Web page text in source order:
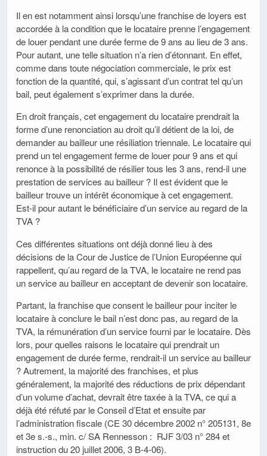
Il en est notamment ainsi lorsqu’une franchise de loyers est
accordée à la condition que le locataire prenne l’engagement
de louer pendant une durée ferme de 9 ans au lieu de 3 ans.
Pour autant, une telle situation n’a rien d’étonnant. En effet,
comme dans toute négociation commerciale, le prix est
fonction de la quantité, qui, s’agissant d’un contrat tel qu’un
bail, peut également s’exprimer dans la durée.
En droit français, cet engagement du locataire prendrait la
forme d’une renonciation au droit qu’il détient de la loi, de
demander au bailleur une résiliation triennale. Le locataire qui
prend un tel engagement ferme de louer pour 9 ans et qui
renonce à la possibilité de résilier tous les 3 ans, rend-il une
prestation de services au bailleur ? Il est évident que le
bailleur trouve un intérêt économique à cet engagement.
Est-il pour autant le bénéficiaire d’un service au regard de la
TVA ?
Ces différentes situations ont déjà donné lieu à des
décisions de la Cour de Justice de l’Union Européenne qui
rappellent, qu’au regard de la TVA, le locataire ne rend pas
un service au bailleur en acceptant de devenir son locataire.
Partant, la franchise que consent le bailleur pour inciter le
locataire à conclure le bail n’est donc pas, au regard de la
TVA, la rémunération d’un service fourni par le locataire. Dès
lors, pour quelles raisons le locataire qui prendrait un
engagement de durée ferme, rendrait-il un service au bailleur
? Autrement, la majorité des franchises, et plus
généralement, la majorité des réductions de prix dépendant
d’un volume d’achat, devrait être taxée à la TVA, ce qui a
déjà été réfuté par le Conseil d’Etat et ensuite par
l’administration fiscale (CE 30 décembre 2002 n° 205131, 8e
et 3e s.-s., min. c/ SA Rennesson : RJF 3/03 n° 284 et
instruction du 20 juillet 2006, 3 B-4-06).